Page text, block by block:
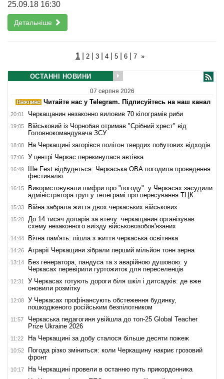
25.09.18 16:30
Детальніше
1 2 3 4 5 6 7 »
ОСТАННІ НОВИНИ
07 серпня 2026
Читайте нас у Telegram. Підписуйтесь на наш канал
20:01 Черкащанин незаконно виловив 70 кілограмів риби
19:05
Військовий із Чорнобая отримав "Срібний хрест" від
Головнокомандувача ЗСУ
18:08 На Черкащині загорівся полігон твердих побутових відходів
17:06 У центрі Черкас перекинулася автівка
16:49
Ше.Fest відбудеться: Черкаська ОВА погодила проведення
фестивалю
16:15
Використовували шифри про "погоду": у Черкасах засудили
адміністратора груп у телеграмі про пересування ТЦК
15:33 Війна забрала життя двох черкаських військових
15:20
До 14 тисяч доларів за втечу: черкащанин організував
схему незаконного виїзду військовозобов'язаних
14:44 Вічна пам'ять: пішла з життя черкаська освітянка
14:26 Аграрії Черкащини зібрали перший мільйон тонн зерна
13:14
Без генератора, пандуса та з аварійною душовою: у
Черкасах перевірили гуртожиток для переселенців
12:31
У Черкасах готують дороги біля шкіл і дитсадків: де вже
оновили розмітку
12:08
У Черкасах профінансують обстеження будинку,
пошкодженого російським безпілотником
11:57
Черкаська педагогиня увійшла до топ-25 Global Teacher
Prize Ukraine 2026
11:22 На Черкащині за добу сталося більше десяти пожеж
10:52
Погода різко зміниться: коли Черкащину накриє грозовий
фронт
10:17 На Черкащині провели в останню путь прикордонника